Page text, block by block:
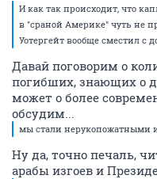
И как так происходит, что
в "сраной Америке" чуть не
Уотергейт вообще сместил с
Давай поговорим о
погибших, знающих о
может о более
обсудим...
мы стали нерукопожатными
Ну да, точно печаль,
арабы изгоев и